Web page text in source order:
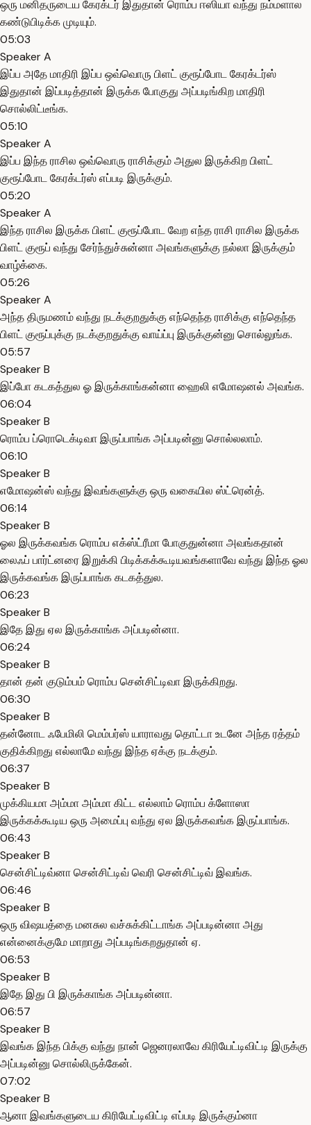
ஒரு மனிதருடைய கேரக்டர் இதுதான் ரொம்ப ஈஸியா வந்து நம்மளால
கண்டுபிடிக்க முடியும்.
05:03
Speaker A
இப்ப அதே மாதிரி இப்ப ஒவ்வொரு பிளட் குரூப்போட கேரக்டர்ஸ்
இதுதான் இப்படித்தான் இருக்க போகுது அப்படிங்கிற மாதிரி
சொல்லிட்டீங்க.
05:10
Speaker A
இப்ப இந்த ராசில ஒவ்வொரு ராசிக்கும் அதுல இருக்கிற பிளட்
குரூப்போட கேரக்டர்ஸ் எப்படி இருக்கும்.
05:20
Speaker A
இந்த ராசில இருக்க பிளட் குரூப்போட வேற எந்த ராசி ராசில இருக்க
பிளட் குரூப் வந்து சேர்ந்துச்சுன்னா அவங்களுக்கு நல்லா இருக்கும்
வாழ்க்கை.
05:26
Speaker A
அந்த திருமணம் வந்து நடக்குறதுக்கு எந்தெந்த ராசிக்கு எந்தெந்த
பிளட் குரூப்புக்கு நடக்குறதுக்கு வாய்ப்பு இருக்குன்னு சொல்லுங்க.
05:57
Speaker B
இப்போ கடகத்துல ஓ இருக்காங்கன்னா ஹைலி எமோஷனல் அவங்க.
06:04
Speaker B
ரொம்ப ப்ரொடெக்டிவா இருப்பாங்க அப்படின்னு சொல்லலாம்.
06:10
Speaker B
எமோஷன்ஸ் வந்து இவங்களுக்கு ஒரு வகையில ஸ்ட்ரென்த்.
06:14
Speaker B
ஓல இருக்கவங்க ரொம்ப எக்ஸ்ட்ரீமா போகுதுன்னா அவங்கதான்
லைஃப் பார்ட்னரை இறுக்கி பிடிக்கக்கூடியவங்களாவே வந்து இந்த ஓல
இருக்கவங்க இருப்பாங்க கடகத்துல.
06:23
Speaker B
இதே இது ஏல இருக்காங்க அப்படின்னா.
06:24
Speaker B
தான் தன் குடும்பம் ரொம்ப சென்சிட்டிவா இருக்கிறது.
06:30
Speaker B
தன்னோட ஃபேமிலி மெம்பர்ஸ் யாராவது தொட்டா உடனே அந்த ரத்தம்
குதிக்கிறது எல்லாமே வந்து இந்த ஏக்கு நடக்கும்.
06:37
Speaker B
முக்கியமா அம்மா அம்மா கிட்ட எல்லாம் ரொம்ப க்ளோஸா
இருக்கக்கூடிய ஒரு அமைப்பு வந்து ஏல இருக்கவங்க இருப்பாங்க.
06:43
Speaker B
சென்சிட்டிவ்னா சென்சிட்டிவ் வெரி சென்சிட்டிவ் இவங்க.
06:46
Speaker B
ஒரு விஷயத்தை மனசுல வச்சுக்கிட்டாங்க அப்படின்னா அது
என்னைக்குமே மாறாது அப்படிங்கறதுதான் ஏ.
06:53
Speaker B
இதே இது பி இருக்காங்க அப்படின்னா.
06:57
Speaker B
இவங்க இந்த பிக்கு வந்து நான் ஜெனரலாவே கிரியேட்டிவிட்டி இருக்கு
அப்படின்னு சொல்லிருக்கேன்.
07:02
Speaker B
ஆனா இவங்களுடைய கிரியேட்டிவிட்டி எப்படி இருக்கும்னா